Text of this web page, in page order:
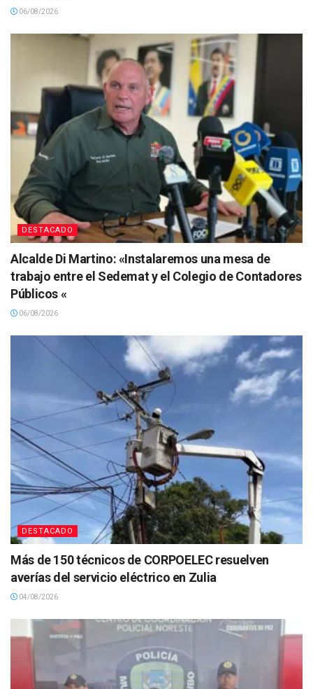
06/08/2026
DESTACADO
Alcalde Di Martino: «Instalaremos una mesa de
trabajo entre el Sedemat y el Colegio de Contadores
Públicos «
06/08/2026
DESTACADO
Más de 150 técnicos de CORPOELEC resuelven
averías del servicio eléctrico en Zulia
04/08/2026